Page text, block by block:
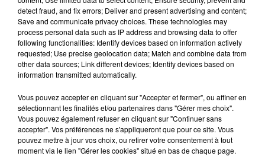
Le nouveau titre de Lucenzo
Cet élément est masqué compte-tenu du refus
du dépôt de cookies que vous avez exprimé. Si
vous souhaitez l'afficher, merci de nous donner
votre accord en cliquant sur le bouton ci-
dessous.
Afficher l'élément
detect fraud, and fix errors; Deliver and present advertising and content;
Save and communicate privacy choices. These technologies may
process personal data such as IP address and browsing data to offer
following functionalities: Identify devices based on information actively
requested; Use precise geolocation data; Match and combine data from
other data sources; Link different devices; Identify devices based on
information transmitted automatically.
Vous pouvez accepter en cliquant sur "Accepter et fermer", ou affiner en
sélectionnant les finalités et/ou partenaires dans "Gérer mes choix".
Vous pouvez également refuser en cliquant sur "Continuer sans
accepter". Vos préférences ne s'appliqueront que pour ce site. Vous
pouvez mettre à jour vos choix, ou retirer votre consentement à tout
moment via le lien "Gérer les cookies" situé en bas de chaque page.